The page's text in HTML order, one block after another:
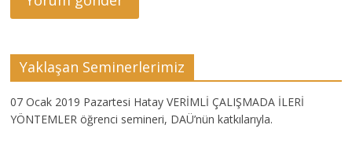
Yaklaşan Seminerlerimiz
07 Ocak 2019 Pazartesi Hatay VERİMLİ ÇALIŞMADA İLERİ
YÖNTEMLER öğrenci semineri, DAÜ’nün katkılarıyla.